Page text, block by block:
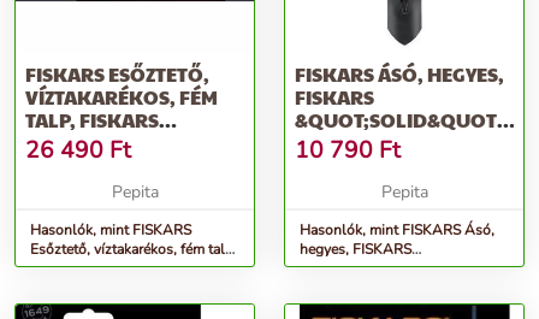
FISKARS ESŐZTETŐ,
VÍZTAKARÉKOS, FÉM
TALP, FISKARS
&QUOT;COMFORT&QUOT;
26 490 Ft
Pepita
Hasonlók, mint FISKARS
Esőztető, víztakarékos, fém talp,
FISKARS &quot;Comfort&quot;
FISKARS ÁSÓ, HEGYES,
FISKARS
&QUOT;SOLID&QUOT;,
FEKETE
10 790 Ft
Pepita
Hasonlók, mint FISKARS Ásó,
hegyes, FISKARS
&quot;Solid&quot;, fekete